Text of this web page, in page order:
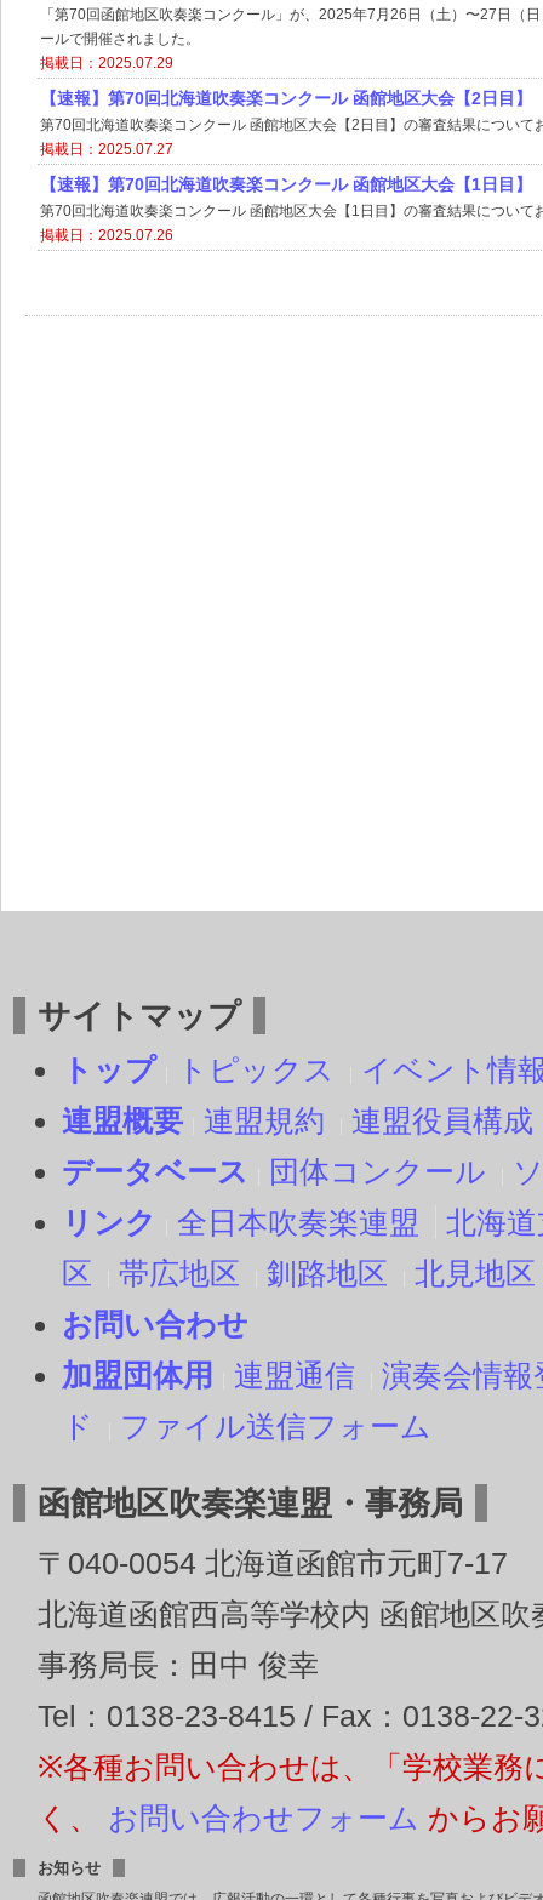
「第70回函館地区吹奏楽コンクール」が、2025年7月26日（土）〜27日（
ールで開催されました。
掲載日：2025.07.29
【速報】第70回北海道吹奏楽コンクール 函館地区大会【2日目】
第70回北海道吹奏楽コンクール 函館地区大会【2日目】の審査結果について
掲載日：2025.07.27
【速報】第70回北海道吹奏楽コンクール 函館地区大会【1日目】
第70回北海道吹奏楽コンクール 函館地区大会【1日目】の審査結果について
掲載日：2025.07.26
サイトマップ
トップ トピックス
イベント情
連盟概要
連盟規約
連盟役員構成
データベース
団体コンクール
リンク
全日本吹奏楽連盟
北海
区
帯広地区 釧路地区
北見地区
お問い合わせ
加盟団体用
連盟通信
演奏会情報
ド
ファイル送信フォーム
函館地区吹奏楽連盟・事務局
〒040-0054 北海道函館市元町7-17
北海道函館西高等学校内 函館地区吹
事務局長：田中 俊幸
Tel：0138-23-8415 / Fax：0138-22-
※各種お問い合わせは、「学校業務
く、 お問い合わせフォーム からお
お知らせ